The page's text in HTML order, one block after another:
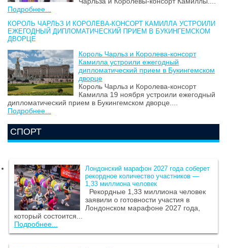
Подробнее...
КОРОЛЬ ЧАРЛЬЗ И КОРОЛЕВА-КОНСОРТ КАМИЛЛА УСТРОИЛИ
ЕЖЕГОДНЫЙ ДИПЛОМАТИЧЕСКИЙ ПРИЕМ В БУКИНГЕМСКОМ
ДВОРЦЕ
Король Чарльз и Королева-консорт
Камилла устроили ежегодный
дипломатический прием в Букингемском
дворце
Король Чарльз и Королева-консорт
Камилла 19 ноября устроили ежегодный
дипломатический прием в Букингемском дворце....
Подробнее...
СПОРТ
Лондонский марафон 2027 года соберет
рекордное количество участников —
1,33 миллиона человек
Рекордные 1,33 миллиона человек
заявили о готовности участия в
Лондонском марафоне 2027 года,
который состоится...
Подробнее...